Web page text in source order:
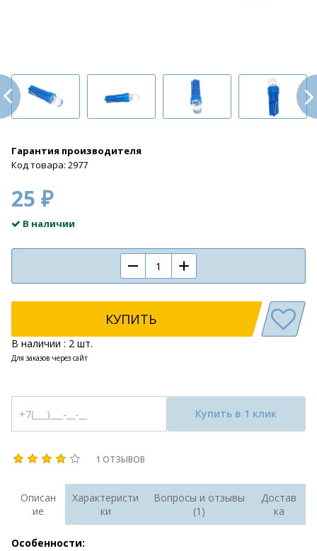
Гарантия производителя
Код товара: 2977
25 ₽
В наличии
КУПИТЬ
В наличии : 2 шт.
Для заказов через сайт
Купить в 1 клик
1 ОТЗЫВОВ
Описан
ие
Характеристи
ки
Вопросы и отзывы
(1)
Достав
ка
Особенности: